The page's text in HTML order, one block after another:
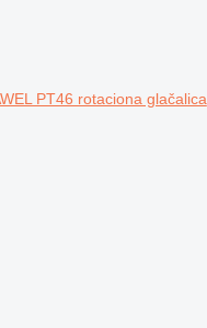
PT46 rotaciona glačalica